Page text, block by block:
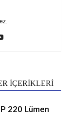
İÇERİKLERİ
220 Lümen